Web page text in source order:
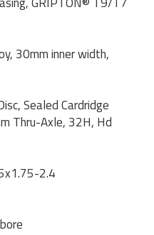
30mm inner width,
Sealed Cardridge
Thru-Axle, 32H, Hd
2.4